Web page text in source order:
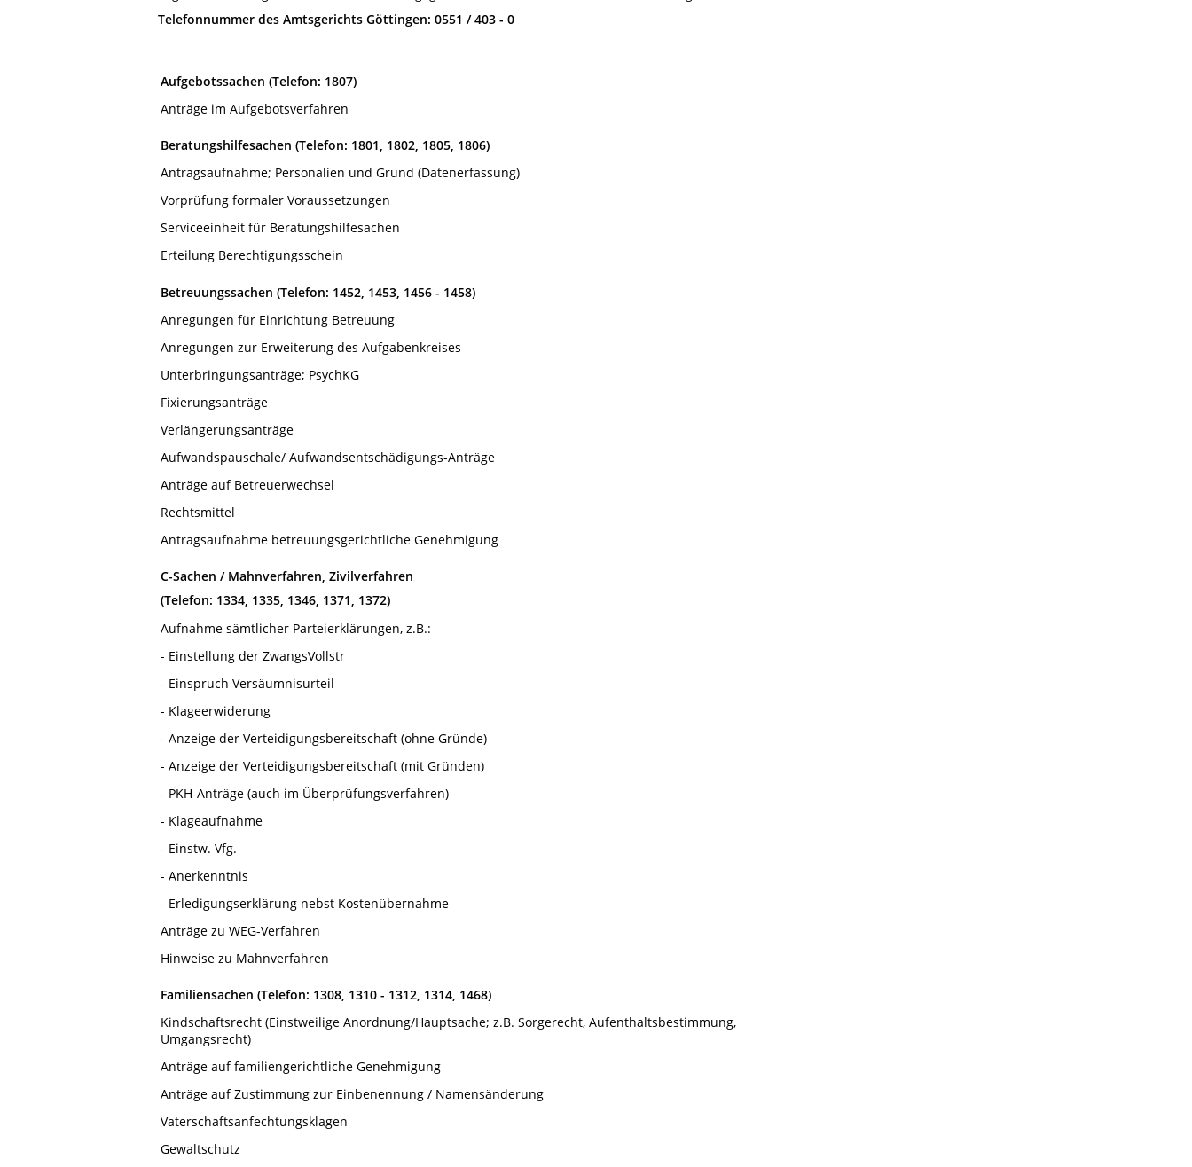
Telefonnummer des Amtsgerichts Göttingen: 0551 / 403 - 0
Aufgebotssachen (Telefon: 1807)
Anträge im Aufgebotsverfahren
Beratungshilfesachen (Telefon: 1801, 1802, 1805, 1806)
Antragsaufnahme; Personalien und Grund (Datenerfassung)
Vorprüfung formaler Voraussetzungen
Serviceeinheit für Beratungshilfesachen
Erteilung Berechtigungsschein
Betreuungssachen (Telefon: 1452, 1453, 1456 - 1458)
Anregungen für Einrichtung Betreuung
Anregungen zur Erweiterung des Aufgabenkreises
Unterbringungsanträge; PsychKG
Fixierungsanträge
Verlängerungsanträge
Aufwandspauschale/ Aufwandsentschädigungs-Anträge
Anträge auf Betreuerwechsel
Rechtsmittel
Antragsaufnahme betreuungsgerichtliche Genehmigung
C-Sachen / Mahnverfahren, Zivilverfahren
(Telefon: 1334, 1335, 1346, 1371, 1372)
Aufnahme sämtlicher Parteierklärungen, z.B.:
- Einstellung der ZwangsVollstr
- Einspruch Versäumnisurteil
- Klageerwiderung
- Anzeige der Verteidigungsbereitschaft (ohne Gründe)
- Anzeige der Verteidigungsbereitschaft (mit Gründen)
- PKH-Anträge (auch im Überprüfungsverfahren)
- Klageaufnahme
- Einstw. Vfg.
- Anerkenntnis
- Erledigungserklärung nebst Kostenübernahme
Anträge zu WEG-Verfahren
Hinweise zu Mahnverfahren
Familiensachen (Telefon: 1308, 1310 - 1312, 1314, 1468)
Kindschaftsrecht (Einstweilige Anordnung/Hauptsache; z.B. Sorgerecht, Aufenthaltsbestimmung,
Umgangsrecht)
Anträge auf familiengerichtliche Genehmigung
Anträge auf Zustimmung zur Einbenennung / Namensänderung
Vaterschaftsanfechtungsklagen
Gewaltschutz